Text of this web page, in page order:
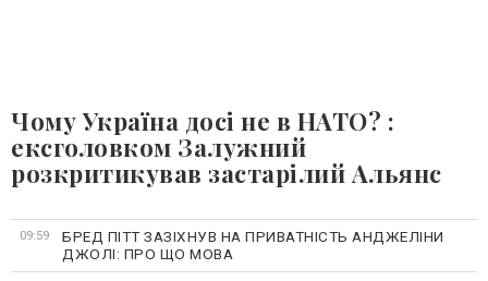
Чому Україна досі не в НАТО? :
ексголовком Залужний
розкритикував застарілий Альянс
09:59
БРЕД ПІТТ ЗАЗІХНУВ НА ПРИВАТНІСТЬ АНДЖЕЛІНИ
ДЖОЛІ: ПРО ЩО МОВА